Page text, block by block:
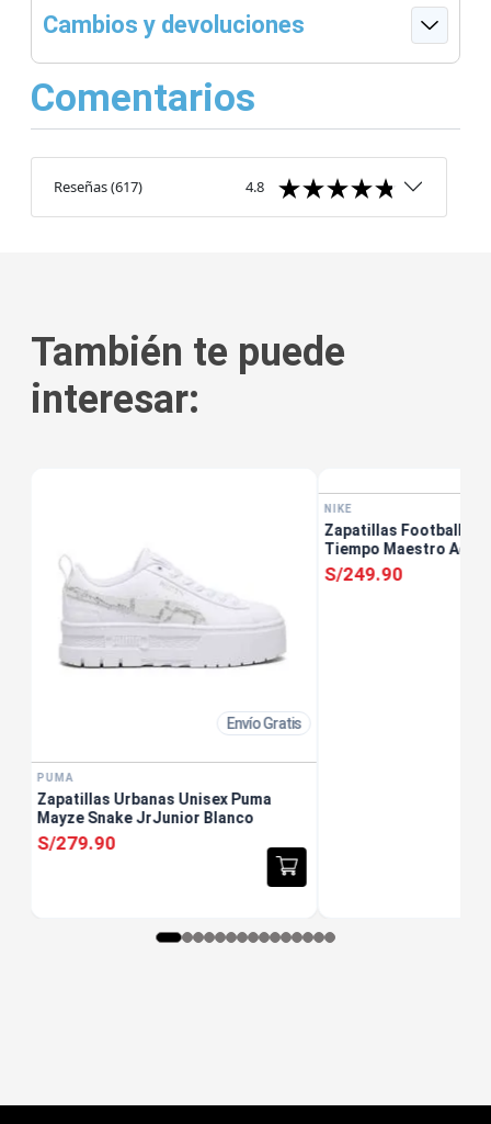
Cambios y devoluciones
Comentarios
Reseñas(617) 4.8
También te puede
interesar:
Envío Gratis
PUMA
Zapatillas Urbanas Unisex Puma
Mayze Snake JrJunior Blanco
S/279.90
NIKE
Zapatillas Football
Tiempo Maestro
Rosado
S/249.90